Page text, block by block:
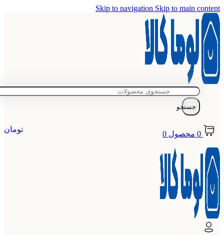
Skip to navigation Skip to main content
جستجو
0 محصول 0
تومان